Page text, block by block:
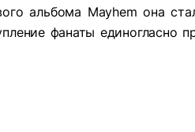
альбома Mayhem она
фанаты единогласно